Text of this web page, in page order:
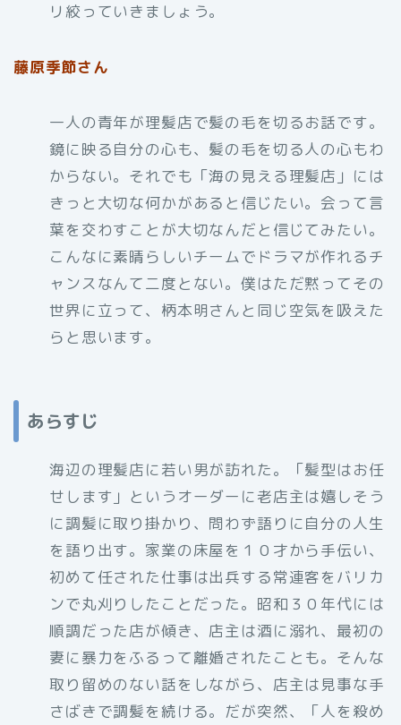
リ絞っていきましょう。
藤原季節さん
一人の青年が理髪店で髪の毛を切るお話です。
鏡に映る自分の心も、髪の毛を切る人の心もわ
からない。それでも「海の見える理髪店」には
きっと大切な何かがあると信じたい。会って言
葉を交わすことが大切なんだと信じてみたい。
こんなに素晴らしいチームでドラマが作れるチ
ャンスなんて二度とない。僕はただ黙ってその
世界に立って、柄本明さんと同じ空気を吸えた
らと思います。
あらすじ
海辺の理髪店に若い男が訪れた。「髪型はお任
せします」というオーダーに老店主は嬉しそう
に調髪に取り掛かり、問わず語りに自分の人生
を語り出す。家業の床屋を１０才から手伝い、
初めて任された仕事は出兵する常連客をバリカ
ンで丸刈りしたことだった。昭和３０年代には
順調だった店が傾き、店主は酒に溺れ、最初の
妻に暴力をふるって離婚されたことも。そんな
取り留めのない話をしながら、店主は見事な手
さばきで調髪を続ける。だが突然、「人を殺め